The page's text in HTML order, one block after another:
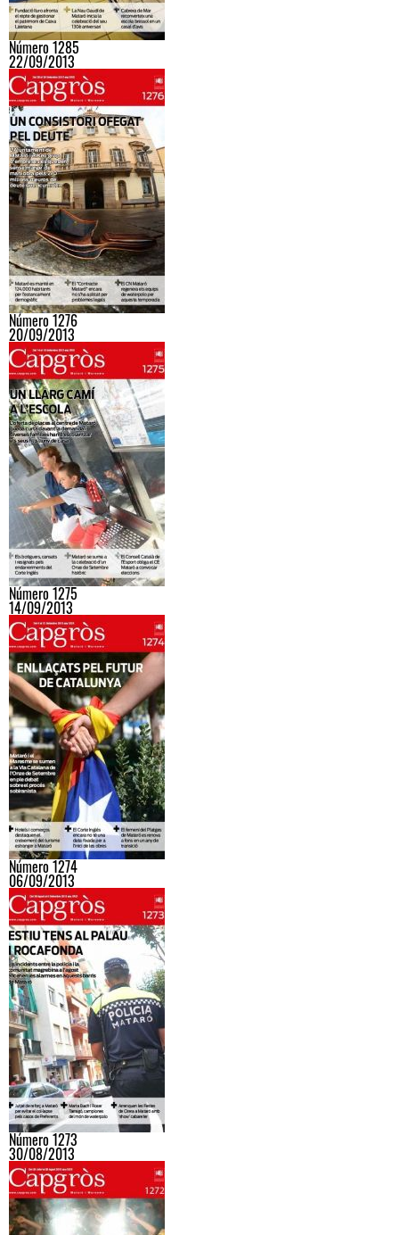
Número 1285
22/09/2013
Número 1276
20/09/2013
Número 1275
14/09/2013
Número 1274
06/09/2013
Número 1273
30/08/2013